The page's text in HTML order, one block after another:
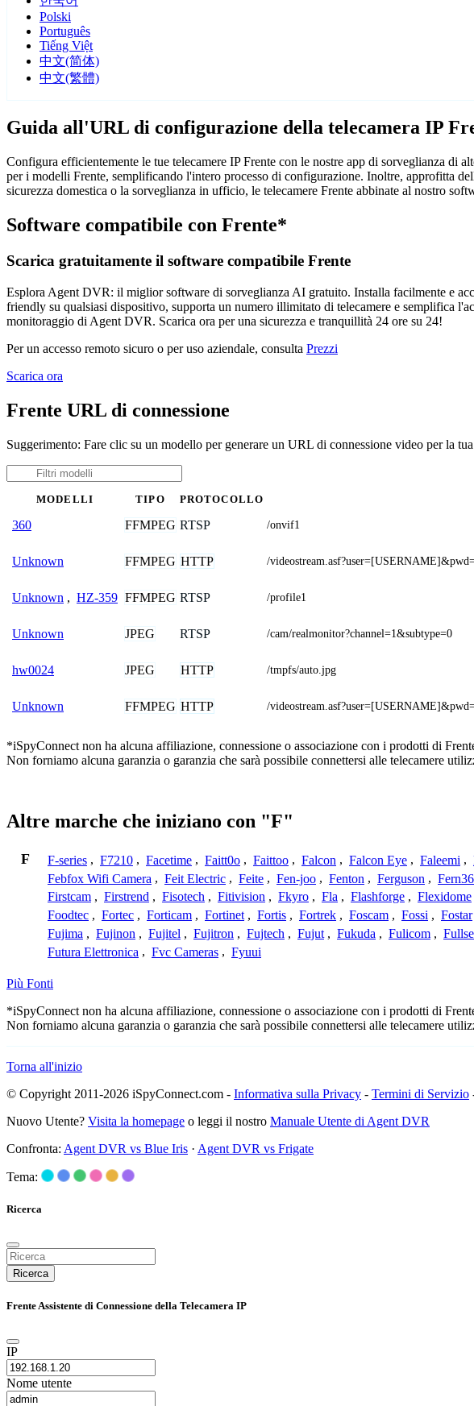
Polski
Português
Tiếng Việt
中文(简体)
中文(繁體)
Guida all'URL di configurazione della telecamera IP
Configura efficientemente le tue telecamere IP Frente con le nostre app di sorveglianza
per i modelli Frente, semplificando l'intero processo di configurazione. Inoltre, approfitta
sicurezza domestica o la sorveglianza in ufficio, le telecamere Frente abbinate al nostro
Software compatibile con Frente*
Scarica gratuitamente il software compatibile Frente
Esplora Agent DVR: il miglior software di sorveglianza AI gratuito. Installa facilmente e
friendly su qualsiasi dispositivo, supporta un numero illimitato di telecamere e semplifica
monitoraggio di Agent DVR. Scarica ora per una sicurezza e tranquillità 24 ore su 24!
Per un accesso remoto sicuro o per uso aziendale, consulta Prezzi
Scarica ora
Frente URL di connessione
Suggerimento: Fare clic su un modello per generare un URL di connessione video per la
MODELLI TIPO PROTOCOLLO
360 FFMPEG RTSP /onvif1
Unknown FFMPEG HTTP /
Unknown , HZ-359 FFMPEG RTSP /profile1
Unknown JPEG RTSP /cam/realmonitor?channel=1&subtype=0
hw0024 JPEG HTTP /tmpfs/auto.jpg
Unknown FFMPEG HTTP /
*iSpyConnect non ha alcuna affiliazione, connessione o associazione con i prodotti di
Non forniamo alcuna garanzia o garanzia che sarà possibile connettersi alle telecamere
Altre marche che iniziano con "F"
F F-series , F7210 , Facetime , Faitt0o , Faittoo , Falcon , Falcon Eye , Faleemi ,
Febfox Wifi Camera , Feit Electric , Feite , Fen-joo , Fenton , Ferguson ,
Firstcam , Firstrend , Fisotech , Fitivision , Fkyro , Fla , Flashforge , Flexidome
Foodtec , Fortec , Forticam , Fortinet , Fortis , Fortrek , Foscam , Fossi , Fostar
Fujima , Fujinon , Fujitel , Fujitron , Fujtech , Fujut , Fukuda , Fulicom ,
Futura Elettronica , Fvc Cameras , Fyuui
Più Fonti
*iSpyConnect non ha alcuna affiliazione, connessione o associazione con i prodotti di
Non forniamo alcuna garanzia o garanzia che sarà possibile connettersi alle telecamere
Torna all'inizio
© Copyright 2011-2026 iSpyConnect.com - Informativa sulla Privacy - Termini di Servizio
Nuovo Utente? Visita la homepage o leggi il nostro Manuale Utente di Agent DVR
Confronta: Agent DVR vs Blue Iris · Agent DVR vs Frigate
Tema:
Ricerca
Ricerca
Frente Assistente di Connessione della Telecamera IP
IP
Nome utente